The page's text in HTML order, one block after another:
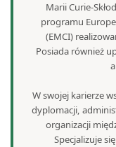
Marii Curie-
programu
(EMCI)
Posiada również
W swojej karierze
dyplomacji,
organizacji
Specjalizuje